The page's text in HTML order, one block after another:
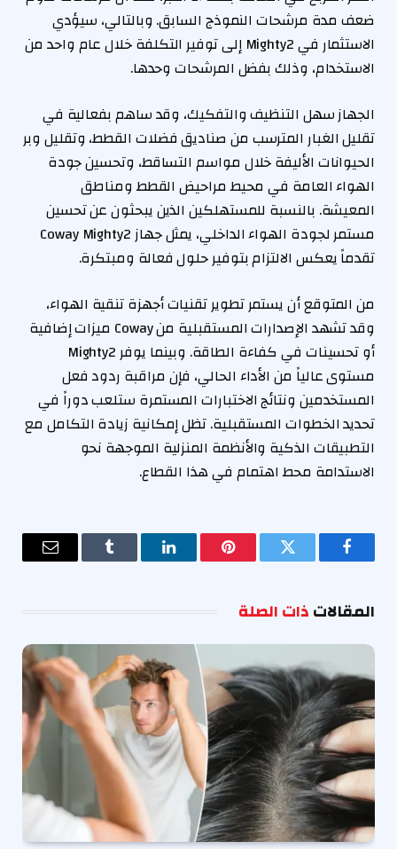
ضعف مدة مرشحات النموذج السابق. وبالتالي، سيؤدي
الاستثمار في Mighty2 إلى توفير التكلفة خلال عام واحد من
الاستخدام، وذلك بفضل المرشحات وحدها.
الجهاز سهل التنظيف والتفكيك، وقد ساهم بفعالية في
تقليل الغبار المترسب من صناديق فضلات القطط، وتقليل وبر
الحيوانات الأليفة خلال مواسم التساقط، وتحسين جودة
الهواء العامة في محيط مراحيض القطط ومناطق
المعيشة. بالنسبة للمستهلكين الذين يبحثون عن تحسين
مستمر لجودة الهواء الداخلي، يمثل جهاز Coway Mighty2
تقدماً يعكس الالتزام بتوفير حلول فعالة ومبتكرة.
من المتوقع أن يستمر تطوير تقنيات أجهزة تنقية الهواء،
وقد تشهد الإصدارات المستقبلية من Coway ميزات إضافية
أو تحسينات في كفاءة الطاقة. وبينما يوفر Mighty2
مستوى عالياً من الأداء الحالي، فإن مراقبة ردود فعل
المستخدمين ونتائج الاختبارات المستمرة ستلعب دوراً في
تحديد الخطوات المستقبلية. تظل إمكانية زيادة التكامل مع
التطبيقات الذكية والأنظمة المنزلية الموجهة نحو
الاستدامة محط اهتمام في هذا القطاع.
فيسبوك تويتر بينتيريستلينكدإن Tumblr
البريد
المقالاتذات الصلة